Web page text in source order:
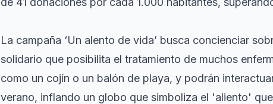
La campaña ‘Un alento de vida’ busca concienciar
solidario que posibilita el tratamiento de muchos
como un cojín o un balón de playa, y podrán
verano, inflando un globo que simboliza el 'aliento'